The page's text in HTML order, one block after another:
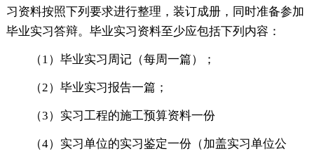
习资料按照下列要求进行整理，装订成册，同时准备参加
毕业实习答辩。毕业实习资料至少应包括下列内容：
（1）毕业实习周记（每周一篇）；
（2）毕业实习报告一篇；
（3）实习工程的施工预算资料一份
（4）实习单位的实习鉴定一份（加盖实习单位公